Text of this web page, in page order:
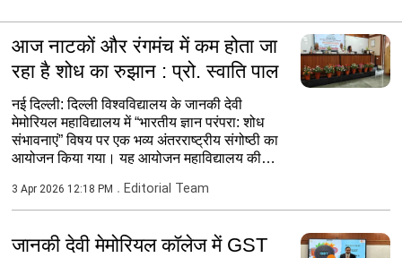
आज नाटकों और रंगमंच में कम होता जा
रहा है शोध का रुझान : प्रो. स्वाति पाल
नई दिल्ली: दिल्ली विश्वविद्यालय के जानकी देवी
मेमोरियल महाविद्यालय में “भारतीय ज्ञान परंपरा: शोध
संभावनाएं” विषय पर एक भव्य अंतरराष्ट्रीय संगोष्ठी का
आयोजन किया गया। यह आयोजन महाविद्यालय की
3 Apr 2026 12:18 PM Editorial Team
जानकी देवी मेमोरियल कॉलेज में GST